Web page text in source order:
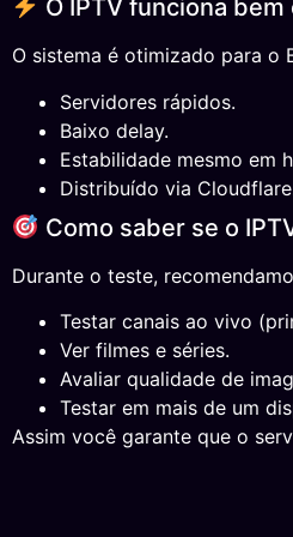
O IPTV funciona bem
O sistema é otimizado para o
Servidores rápidos.
Baixo delay.
Estabilidade mesmo em
Distribuído via
Como saber se o
Durante o teste,
Testar canais ao vivo
Ver filmes e séries.
Avaliar qualidade de
Testar em mais de um
Assim você garante que o